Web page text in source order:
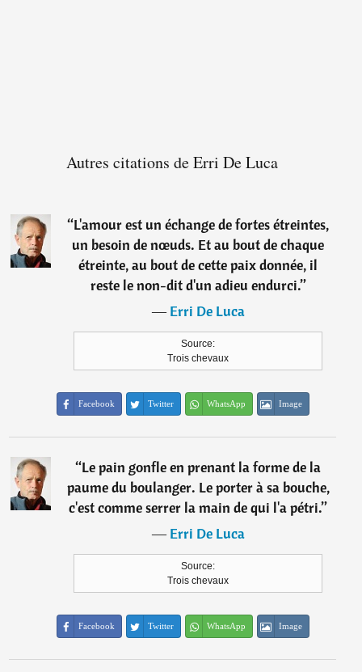
Autres citations de Erri De Luca
“L'amour est un échange de fortes étreintes,
un besoin de nœuds. Et au bout de chaque
étreinte, au bout de cette paix donnée, il
reste le non-dit d'un adieu endurci.”
―Erri De Luca
Source:
Trois chevaux
Facebook Twitter WhatsApp Image
“Le pain gonfle en prenant la forme de la
paume du boulanger. Le porter à sa bouche,
c'est comme serrer la main de qui l'a pétri.”
―Erri De Luca
Source:
Trois chevaux
Facebook Twitter WhatsApp Image